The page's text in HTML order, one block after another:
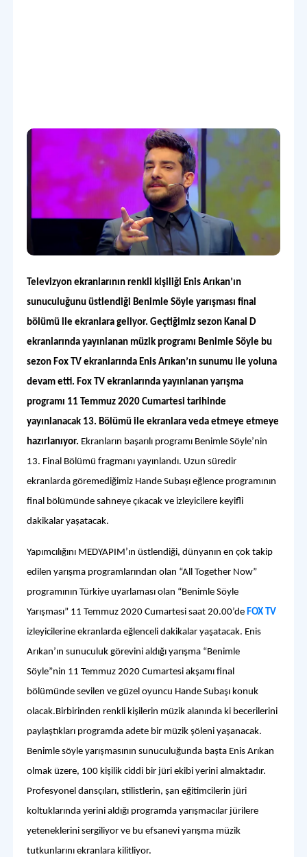
Televizyon ekranlarının renkli kişiliği Enis Arıkan’ın
sunuculuğunu üstlendiği Benimle Söyle yarışması final
bölümü ile ekranlara geliyor. Geçtiğimiz sezon Kanal D
ekranlarında yayınlanan müzik programı Benimle Söyle bu
sezon Fox TV ekranlarında Enis Arıkan’ın sunumu ile yoluna
devam etti. Fox TV ekranlarında yayınlanan yarışma
programı 11 Temmuz 2020 Cumartesi tarihinde
yayınlanacak 13. Bölümü ile ekranlara veda etmeye etmeye
hazırlanıyor. Ekranların başarılı programı Benimle Söyle’nin
13. Final Bölümü fragmanı yayınlandı. Uzun süredir
ekranlarda göremediğimiz Hande Subaşı eğlence programının
final bölümünde sahneye çıkacak ve izleyicilere keyifli
dakikalar yaşatacak.
Yapımcılığını MEDYAPIM’ın üstlendiği, dünyanın en çok takip
edilen yarışma programlarından olan “All Together Now”
programının Türkiye uyarlaması olan “Benimle Söyle
Yarışması” 11 Temmuz 2020 Cumartesi saat 20.00’de FOX TV
izleyicilerine ekranlarda eğlenceli dakikalar yaşatacak. Enis
Arıkan’ın sunuculuk görevini aldığı yarışma “Benimle
Söyle”nin 11 Temmuz 2020 Cumartesi akşamı final
bölümünde sevilen ve güzel oyuncu Hande Subaşı konuk
olacak.Birbirinden renkli kişilerin müzik alanında ki becerilerini
paylaştıkları programda adete bir müzik şöleni yaşanacak.
Benimle söyle yarışmasının sunuculuğunda başta Enis Arıkan
olmak üzere, 100 kişilik ciddi bir jüri ekibi yerini almaktadır.
Profesyonel dansçıları, stilistlerin, şan eğitimcilerin jüri
koltuklarında yerini aldığı programda yarışmacılar jürilere
yeteneklerini sergiliyor ve bu efsanevi yarışma müzik
tutkunlarını ekranlara kilitliyor.